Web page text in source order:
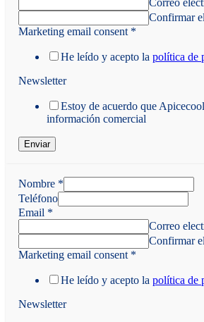
Confirmar
Marketing email consent *
He leído y acepto la política de
Newsletter
Estoy de acuerdo que
información comercial
Enviar
Nombre *
Teléfono
Email *
Correo
Confirmar
Marketing email consent *
He leído y acepto la política de
Newsletter